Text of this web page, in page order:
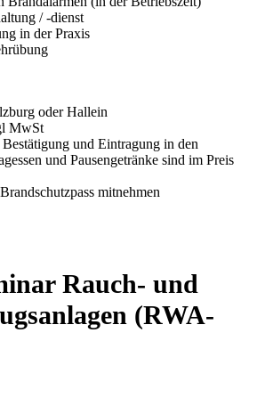
/ -dienst
in der Praxis
oder Hallein
MwSt
und Eintragung in den
und Pausengetränke sind im Preis
mitnehmen
Rauch- und
(RWA-